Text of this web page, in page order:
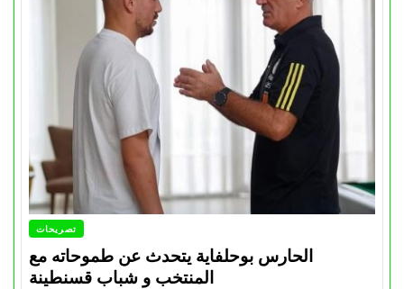
تصريحات
الحارس بوحلفاية يتحدث عن طموحاته مع
المنتخب و شباب قسنطينة